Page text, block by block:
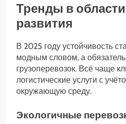
Тренды в
развития
В 2025 году устойчивость
модным словом, а
грузоперевозок. Всё чаще
логистические услуги с
окружающую среду.
Экологичные